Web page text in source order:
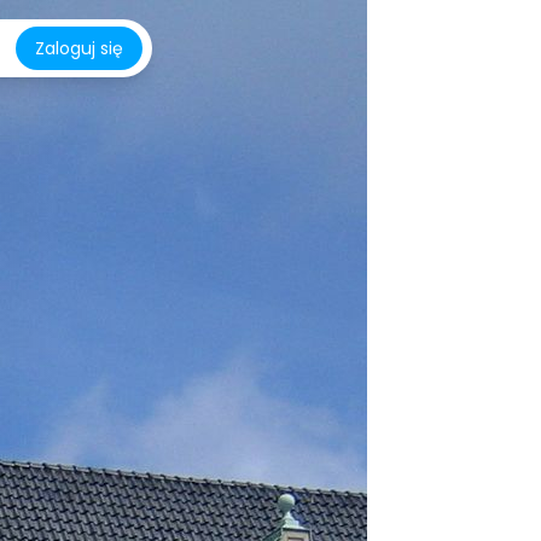
Zaloguj się